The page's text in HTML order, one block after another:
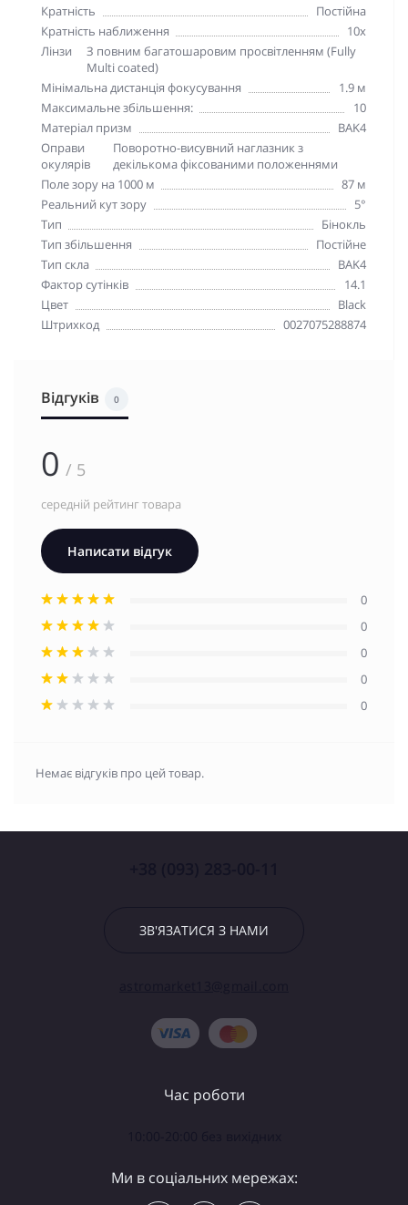
Кратність
Постійна
Кратність наближення
10х
Лінзи
З повним багатошаровим просвітленням (Fully
Multi coated)
Мінімальна дистанція фокусування
1.9 м
Максимальне збільшення:
10
Матеріал призм
BAK4
Оправи
окулярів
Поворотно-висувний наглазник з
декількома фіксованими положеннями
Поле зору на 1000 м
87 м
Реальний кут зору
5°
Тип
Бінокль
Тип збільшення
Постійне
Тип скла
BAK4
Фактор сутінків
14.1
Цвет
Black
Штрихкод
0027075288874
Відгуків 0
0 / 5
середній рейтинг товара
Написати відгук
0
0
0
0
0
Немає відгуків про цей товар.
ЗВ'ЯЗАТИСЯ З НАМИ
Час роботи
Ми в соціальних мережах: